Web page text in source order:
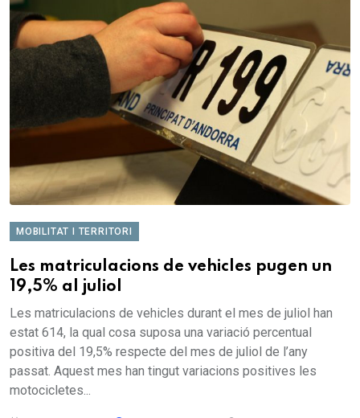
MOBILITAT I TERRITORI
Les matriculacions de vehicles pugen un
19,5% al juliol
Les matriculacions de vehicles durant el mes de juliol han
estat 614, la qual cosa suposa una variació percentual
positiva del 19,5% respecte del mes de juliol de l’any
passat. Aquest mes han tingut variacions positives les
motocicletes...